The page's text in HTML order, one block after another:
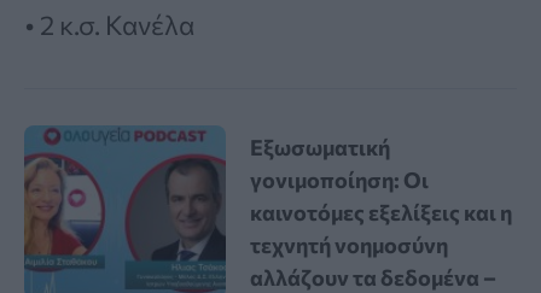
• 2 κ.σ. Κανέλα
Εξωσωματική
γονιμοποίηση: Οι
καινοτόμες εξελίξεις και η
τεχνητή νοημοσύνη
αλλάζουν τα δεδομένα –